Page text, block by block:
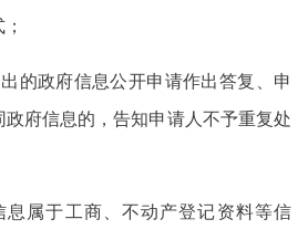
的政府信息公开申请作出答复、申
府信息的，告知申请人不予重复处
属于工商、不动产登记资料等信